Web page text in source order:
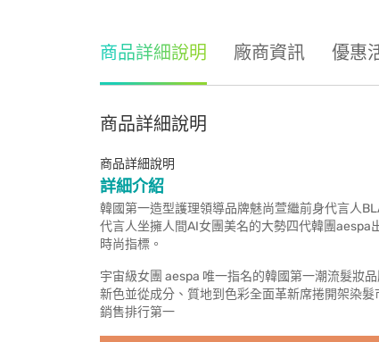
商品詳細說明 廠商資訊 優惠
商品詳細說明
商品詳細說明
詳細介紹
韓國第一造型護理領導品牌魅尚萱繼前身代言人
代言人坐擁人間AI女團美名的大勢四代韓團
時尚指標。
宇宙級女團 aespa 唯一指名的韓國第一潮流髮妝
新色並從成分、質地到色彩全面革新席捲開架染
銷售排行第一